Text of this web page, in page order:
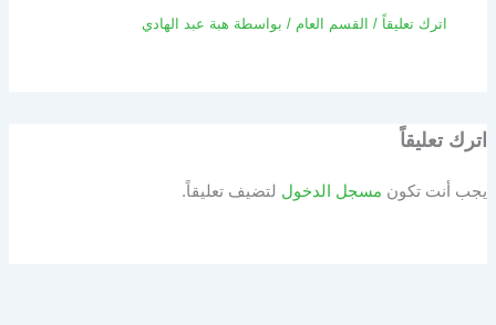
اترك تعليقاً / القسم العام / بواسطة هبة عبد الهادي
اترك تعليقاً
يجب أنت تكون مسجل الدخول لتضيف تعليقاً.